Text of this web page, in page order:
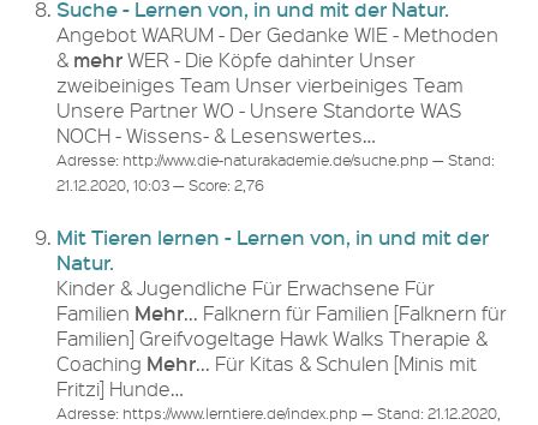
Suche - Lernen von, in und mit der Natur.
Angebot WARUM - Der Gedanke WIE - Methoden
& mehrWER - Die Köpfe dahinter Unser
zweibeiniges Team Unser vierbeiniges Team
Unsere Partner WO - Unsere Standorte WAS
NOCH - Wissens- & Lesenswertes…
Adresse: http://www.die-naturakademie.de/suche.php — Stand:
21.12.2020, 10:03 — Score: 2,76
Mit Tieren lernen - Lernen von, in und mit der
Natur.
Kinder & Jugendliche Für Erwachsene Für
Familien Mehr... Falknern für Familien [Falknern für
Familien] Greifvogeltage Hawk Walks Therapie &
Coaching Mehr... Für Kitas & Schulen [Minis mit
Fritzi] Hunde…
Adresse: https://www.lerntiere.de/index.php — Stand: 21.12.2020,